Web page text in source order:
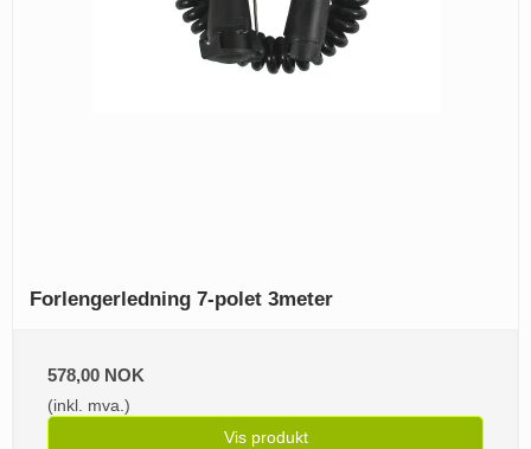
Forlengerledning 7-polet 3meter
578,00 NOK
(inkl. mva.)
Vis produkt